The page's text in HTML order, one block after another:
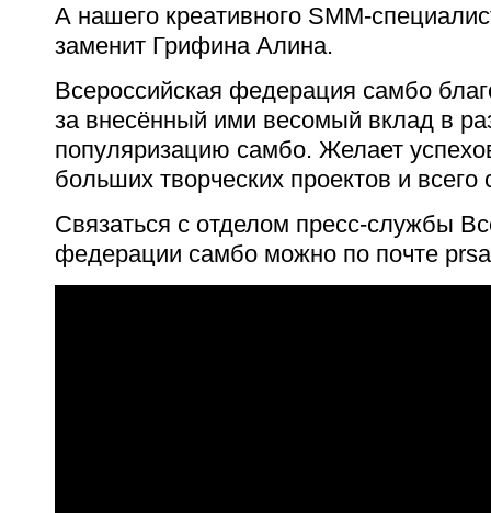
А нашего креативного SMM-
заменит Грифина Алина.
Всероссийская федерация самбо
за внесённый ими весомый вклад в
популяризацию самбо. Желает
больших творческих проектов и
Связаться с отделом пресс-службы
федерации самбо можно по почте